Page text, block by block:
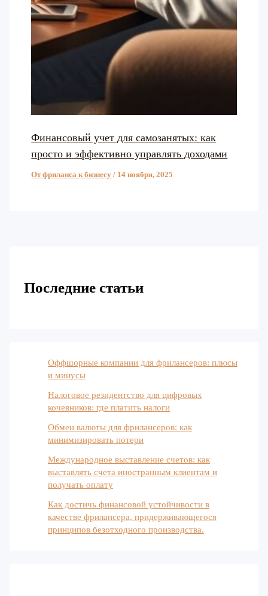
Финансовый учет для самозанятых: как
просто и эффективно управлять доходами
От фриланса к бизнесу / 14 ноября, 2025
Последние статьи
Оффшорные компании для фрилансеров: плюсы
и минусы
Налоговое резидентство для цифровых
кочевников: где платить налоги
Обмен валюты для фрилансеров: как
минимизировать потери
Международное выставление счетов: как
выставлять счета иностранным клиентам и
получать оплату
Как достичь финансовой устойчивости в
качестве фрилансера, придерживающегося
принципов безотходного производства.